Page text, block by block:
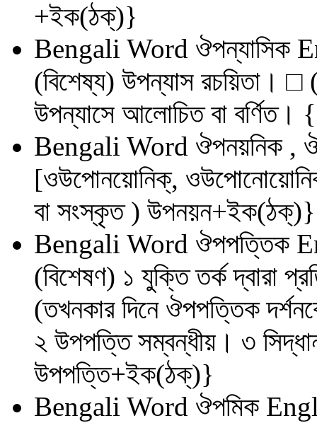
+ইক(ঠক্)}
Bengali Word ঔপন্যাসিক
(বিশেষ্য) উপন্যাস রচয়িতা।
উপন্যাসে আলোচিত বা
Bengali Word ঔপনয়নিক ,
[ওউপোনয়োনিক্,
বা সংস্কৃত ) উপনয়ন+ইক(ঠক্)}
Bengali Word ঔপপত্তিক
(বিশেষণ) ১ যুক্তি তর্ক দ্বারা
(তখনকার দিনে ঔপপত্তিক
২ উপপত্তি সম্বন্ধীয়। ৩
উপপত্তি+ইক(ঠক্)}
Bengali Word ঔপমিক